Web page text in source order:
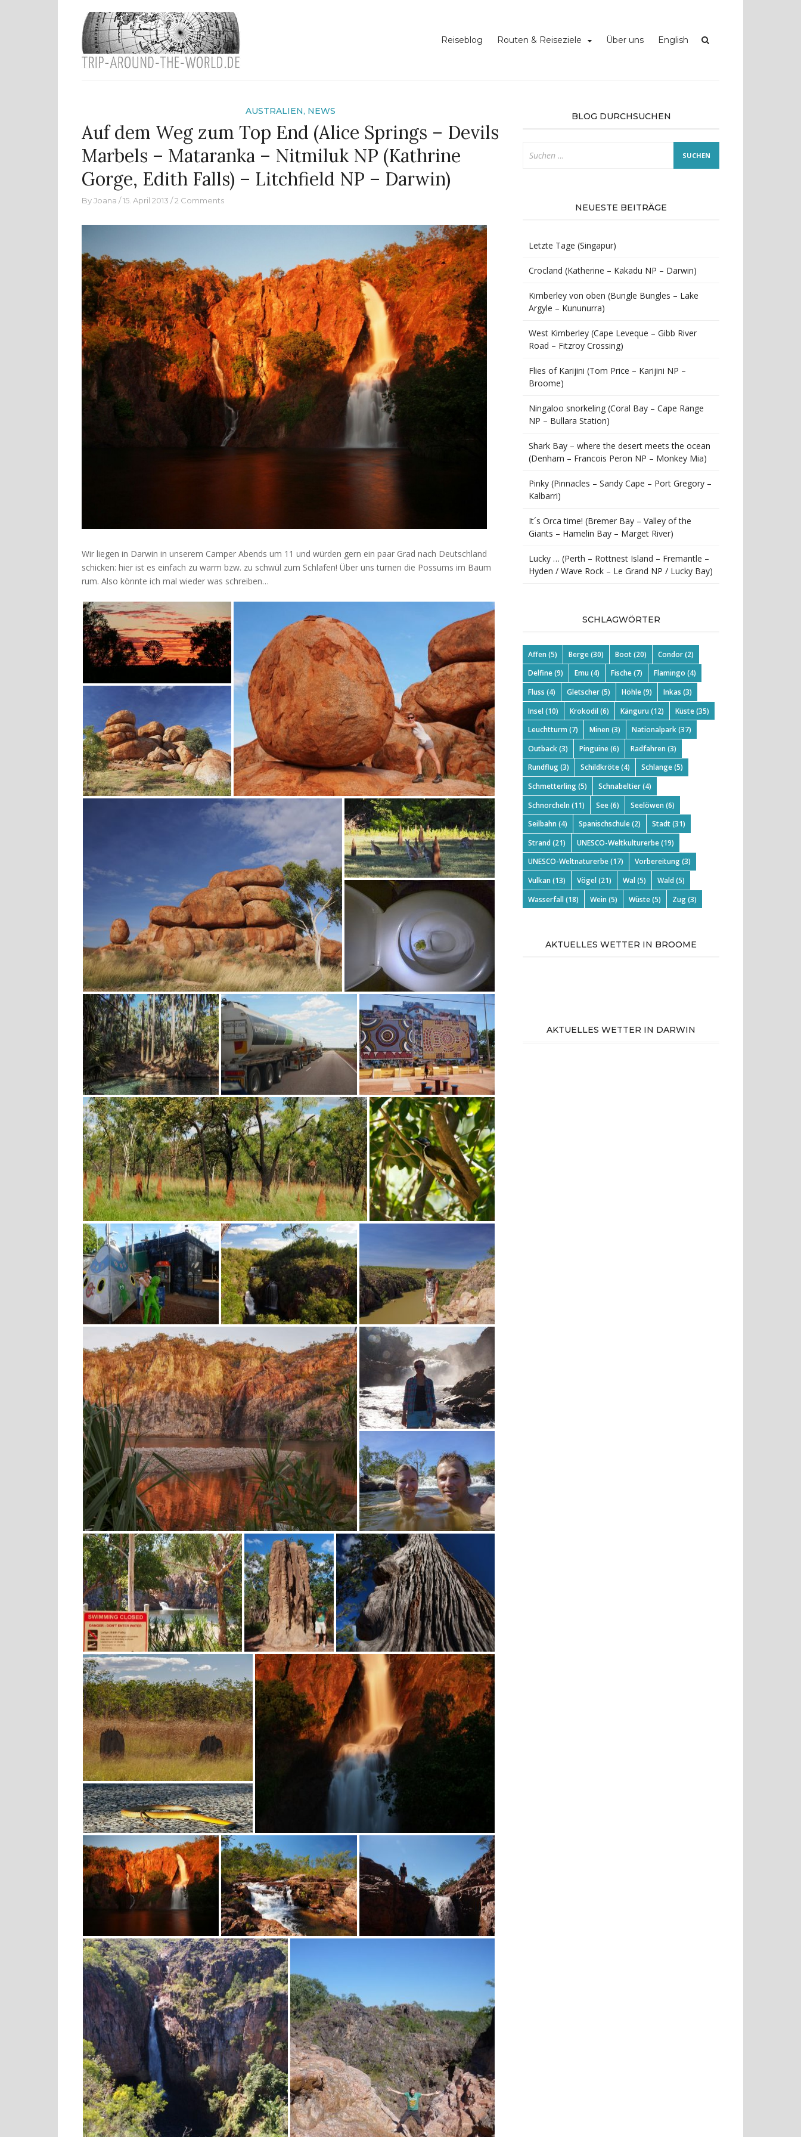
content
trip around the worldReiseblog Routen & Reiseziele Über uns English
AUSTRALIEN, NEWS
Auf dem Weg zum Top End (Alice Springs – Devils
Marbels – Mataranka – Nitmiluk NP (Kathrine
Gorge, Edith Falls) – Litchfield NP – Darwin)
ByJoana 15. April 2013 2 Comments
Wir liegen in Darwin in unserem Camper Abends um 11 und würden gern ein paar Grad nach Deutschland
schicken: hier ist es einfach zu warm bzw. zu schwül zum Schlafen! Über uns turnen die Possums im Baum
rum. Also könnte ich mal wieder was schreiben…
BLOG DURCHSUCHEN
nach:
NEUESTE BEITRÄGE
Letzte Tage (Singapur)
Crocland (Katherine – Kakadu NP – Darwin)
Kimberley von oben (Bungle Bungles – Lake
Argyle – Kununurra)
West Kimberley (Cape Leveque – Gibb River
Road – Fitzroy Crossing)
Flies of Karijini (Tom Price – Karijini NP –
Broome)
Ningaloo snorkeling (Coral Bay – Cape Range
NP – Bullara Station)
Shark Bay – where the desert meets the ocean
(Denham – Francois Peron NP – Monkey Mia)
Pinky (Pinnacles – Sandy Cape – Port Gregory –
Kalbarri)
It´s Orca time! (Bremer Bay – Valley of the
Giants – Hamelin Bay – Marget River)
Lucky … (Perth – Rottnest Island – Fremantle –
Hyden / Wave Rock – Le Grand NP / Lucky Bay)
SCHLAGWÖRTER
Affen (5) Berge(30) Boot(20) Condor(2)
Delfine(9) Emu (4) Fische(7) Flamingo (4)
Fluss (4) Gletscher(5) Höhle(9) Inkas (3)
Insel(10) Krokodil(6) Känguru (12) Küste(35)
Leuchtturm (7) Minen (3) Nationalpark(37)
Outback(3) Pinguine(6) Radfahren (3)
Rundflug(3) Schildkröte(4) Schlange(5)
Schmetterling(5) Schnabeltier(4)
Schnorcheln (11) See(6) Seelöwen (6)
Seilbahn (4) Spanischschule(2) Stadt(31)
Strand (21) UNESCO-Weltkulturerbe(19)
UNESCO-Weltnaturerbe(17) Vorbereitung(3)
Vulkan (13) Vögel(21) Wal(5) Wald (5)
Wasserfall(18) Wein (5) Wüste(5) Zug(3)
AKTUELLES WETTER IN BROOME
AKTUELLES WETTER IN DARWIN